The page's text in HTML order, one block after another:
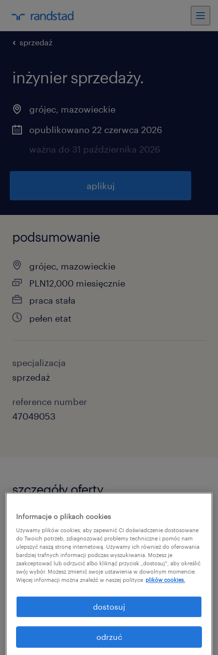
sprzedaż
inżynier sprzedaży.
grójec, mazowieckie
opublikowano 22 czerwca 2026
ważna do 31 października 2026
aplikuj
podsumowanie
grójec, mazowieckie
PLN12,000 miesięcznie
praca stała
pełen etat
specjalizacja
sprzedaż
reference number
47049053
szczegóły oferty
Chcesz pracować w firmie, gdzie nikt nie
rozlicza Cię z każdego kliknięcia w systemie
CRM i daje pełną autonomię w działaniu?
Jesteś doświadczonym inżynierem lub
handlowcem, który nie boi się wyjść w teren,
zakładach przemysłowych i ma ambicję, by
od zera zbudować swój własny, silny rynek na
północy Polski? W firmie z branży pomp
przemysłowych i systemów pompowych
Informacje o plikach cookies
Używamy plików cookies, aby zapewnić Ci doświadczenie dostosowane
do Twoich potrzeb, zdiagnozować problemy techniczne i pomóc nam
ulepszyć naszą stronę internetową. Używamy ich również do oferowania
bardziej trafnych informacji podczas wyszukiwania. Możesz je
zaakceptować lub odrzucić albo kliknąć przycisk „dostosuj”, aby określić
swój wybór. Możesz zmienić swoje ustawienia w dowolnym momencie.
Więcej informacji można znaleźć w naszej polityce plików cookies.
odrzuć
dostosuj